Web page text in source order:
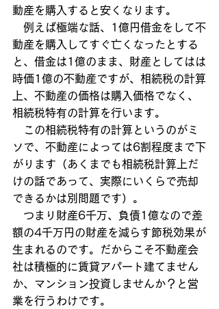
動産を購入すると安くなります。
例えば極端な話、1億円借金をして不
動産を購入してすぐ亡くなったとする
と、借金は1億のまま、財産としてはは
時価1億の不動産ですが、相続税の計算
上、不動産の価格は購入価格でなく、
相続税特有の計算を行います。
この相続税特有の計算というのがミ
ソで、不動産によっては6割程度まで下
がります（あくまでも相続税計算上だ
けの話であって、実際にいくらで売却
できるかは別問題です）。
つまり財産6千万、負債1億なので差
額の4千万円の財産を減らす節税効果が
生まれるのです。だからこそ不動産会
社は積極的に賃貸アパート建てません
か、マンション投資しませんか？と営
業を行うわけです。